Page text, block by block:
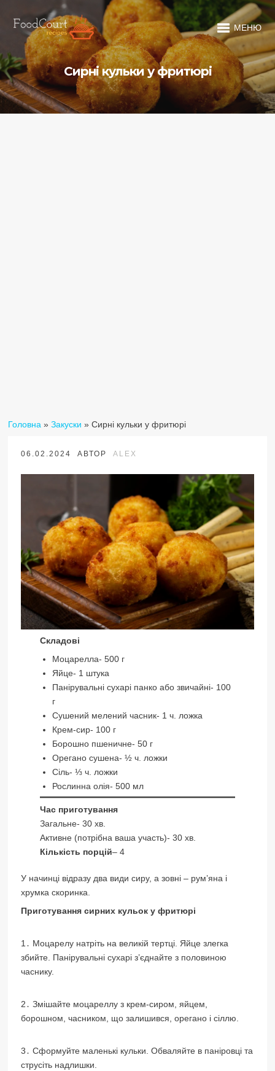
МЕНЮ
Сирні кульки у фритюрі
Головна »Закуски »Сирні кульки у фритюрі
06.02.2024 АВТОР ALEX
Складові
Моцарелла- 500 г
Яйце- 1 штука
Панірувальні сухарі панко або звичайні- 100
г
Сушений мелений часник- 1 ч. ложка
Крем-сир- 100 г
Борошно пшеничне- 50 г
Орегано сушена- ½ ч. ложки
Сіль- ⅓ ч. ложки
Рослинна олія- 500 мл
Час приготування
Загальне- 30 хв.
Активне (потрібна ваша участь)- 30 хв.
Кількість порцій– 4
У начинці відразу два види сиру, а зовні – рум’яна і
хрумка скоринка.
Приготування сирних кульок у фритюрі
1․ Моцарелу натріть на великій тертці. Яйце злегка
збийте. Панірувальні сухарі з’єднайте з половиною
часнику.
2․ Змішайте моцареллу з крем-сиром, яйцем,
борошном, часником, що залишився, орегано і сіллю.
3․ Сформуйте маленькі кульки. Обваляйте в паніровці та
струсіть надлишки.